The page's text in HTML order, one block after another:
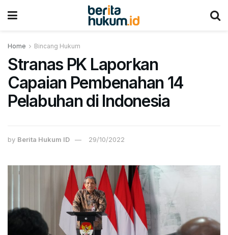
Home Bincang Hukum
Stranas PK Laporkan
Capaian Pembenahan 14
Pelabuhan di Indonesia
by Berita Hukum ID 29/10/2022